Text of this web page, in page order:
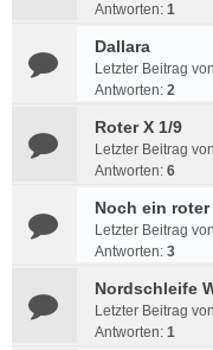
Antworten: 1
Dallara
Letzter Beitrag von
Antworten: 2
Roter X 1/9
Letzter Beitrag von
Antworten: 6
Noch ein roter
Letzter Beitrag von
Antworten: 3
Nordschleife
Letzter Beitrag von
Antworten: 1